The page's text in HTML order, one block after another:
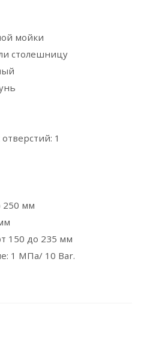
мойки
столешницу
1
250 мм
150 до 235 мм
1 МПа/ 10 Bar.